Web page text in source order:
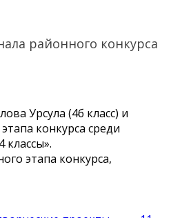
районного конкурса
Урсула (4б класс) и
конкурса среди
этапа конкурса,